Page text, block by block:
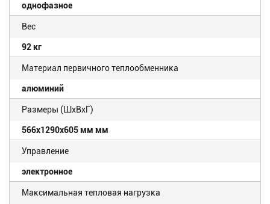
однофазное
Вес
92 кг
Материал первичного теплообменника
алюминий
Размеры (ШхВхГ)
566x1290x605 мм мм
Управление
электронное
Максимальная тепловая нагрузка